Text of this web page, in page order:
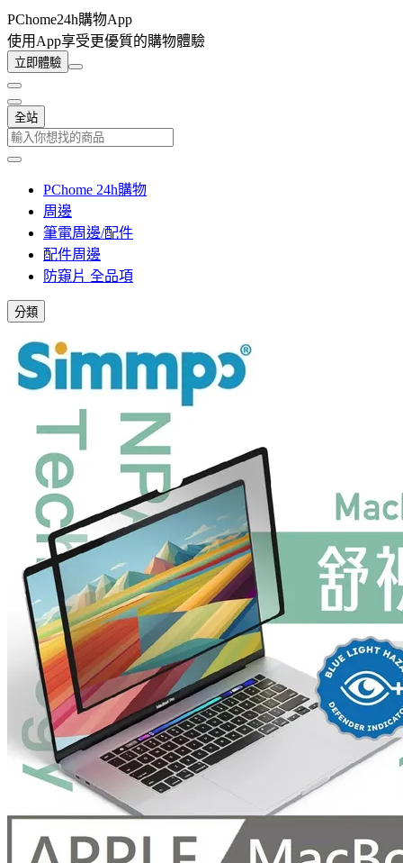
PChome24h購物App
使用App享受更優質的購物體驗
立即體驗
全站
PChome 24h購物
周邊
筆電周邊/配件
配件周邊
防窺片 全品項
分類